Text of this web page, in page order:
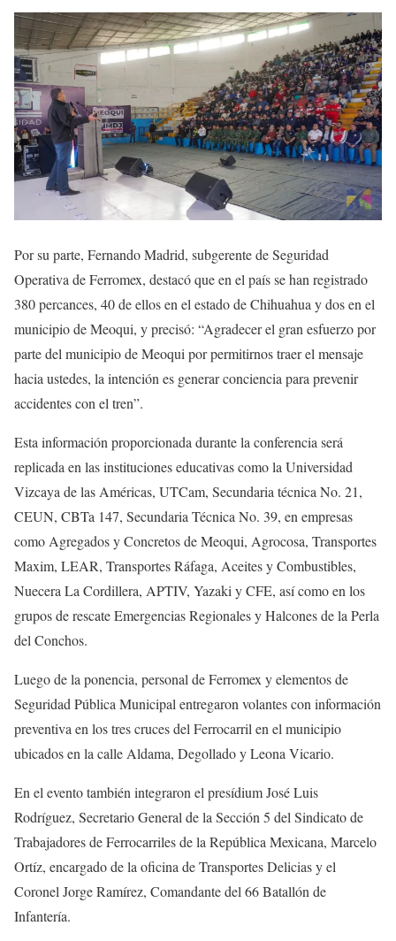
Por su parte, Fernando Madrid, subgerente de Seguridad
Operativa de Ferromex, destacó que en el país se han registrado
380 percances, 40 de ellos en el estado de Chihuahua y dos en el
municipio de Meoqui, y precisó: “Agradecer el gran esfuerzo por
parte del municipio de Meoqui por permitirnos traer el mensaje
hacia ustedes, la intención es generar conciencia para prevenir
accidentes con el tren”.
Esta información proporcionada durante la conferencia será
replicada en las instituciones educativas como la Universidad
Vizcaya de las Américas, UTCam, Secundaria técnica No. 21,
CEUN, CBTa 147, Secundaria Técnica No. 39, en empresas
como Agregados y Concretos de Meoqui, Agrocosa, Transportes
Maxim, LEAR, Transportes Ráfaga, Aceites y Combustibles,
Nuecera La Cordillera, APTIV, Yazaki y CFE, así como en los
grupos de rescate Emergencias Regionales y Halcones de la Perla
del Conchos.
Luego de la ponencia, personal de Ferromex y elementos de
Seguridad Pública Municipal entregaron volantes con información
preventiva en los tres cruces del Ferrocarril en el municipio
ubicados en la calle Aldama, Degollado y Leona Vicario.
En el evento también integraron el presídium José Luis
Rodríguez, Secretario General de la Sección 5 del Sindicato de
Trabajadores de Ferrocarriles de la República Mexicana, Marcelo
Ortíz, encargado de la oficina de Transportes Delicias y el
Coronel Jorge Ramírez, Comandante del 66 Batallón de
Infantería.